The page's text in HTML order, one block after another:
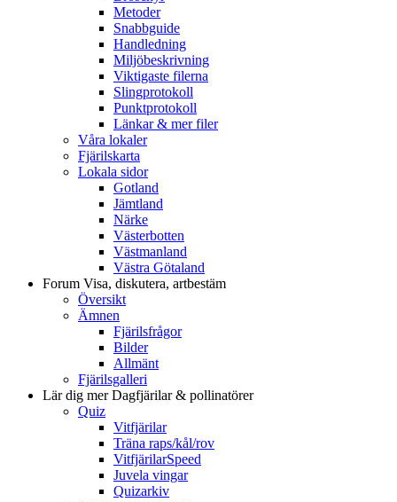
Metoder
Snabbguide
Handledning
Miljöbeskrivning
Viktigaste filerna
Slingprotokoll
Punktprotokoll
Länkar & mer filer
Våra lokaler
Fjärilskarta
Lokala sidor
Gotland
Jämtland
Närke
Västerbotten
Västmanland
Västra Götaland
Forum Visa, diskutera, artbestäm
Översikt
Ämnen
Fjärilsfrågor
Bilder
Allmänt
Fjärilsgalleri
Lär dig merDagfjärilar & pollinatörer
Quiz
Vitfjärilar
Träna raps/kål/rov
VitfjärilarSpeed
Juvela vingar
Quizarkiv